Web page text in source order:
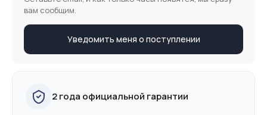
вам сообщим.
Уведомить меня о поступлении
2 года официальной гарантии